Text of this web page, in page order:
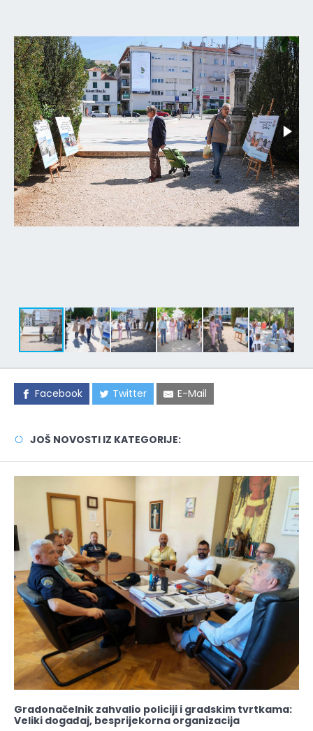
Facebook Twitter E-Mail
JOŠ NOVOSTI IZ KATEGORIJE:
Gradonačelnik zahvalio policiji i gradskim tvrtkama:
Veliki događaj, besprijekorna organizacija